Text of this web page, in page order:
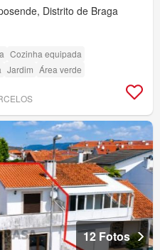
Distrito de Braga
Cozinha equipada
Jardim Área verde
12 Fotos